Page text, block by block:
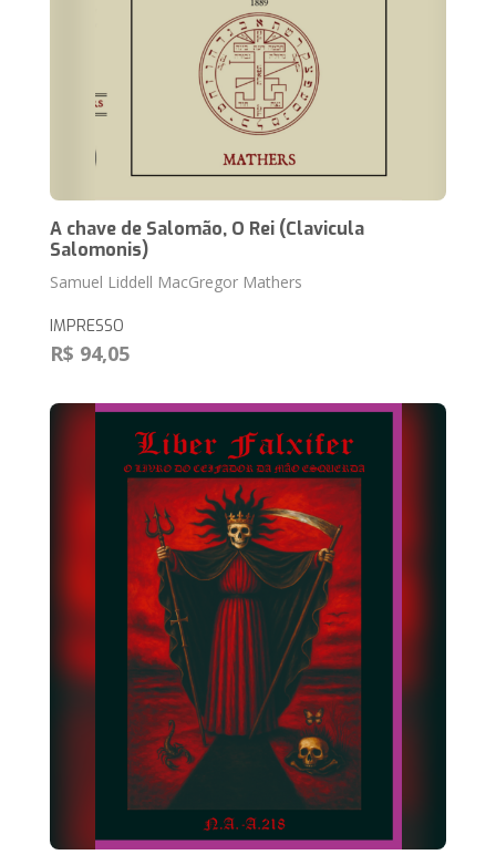
A chave de Salomão, O Rei (Clavicula
Salomonis)
Samuel Liddell MacGregor Mathers
IMPRESSO
R$ 94,05